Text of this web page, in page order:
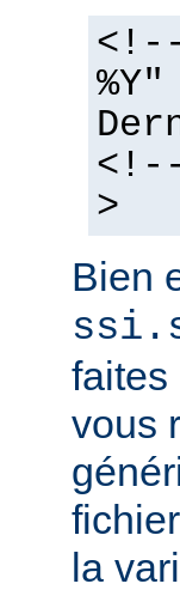
<!--
>
Bien
faites
vous
la